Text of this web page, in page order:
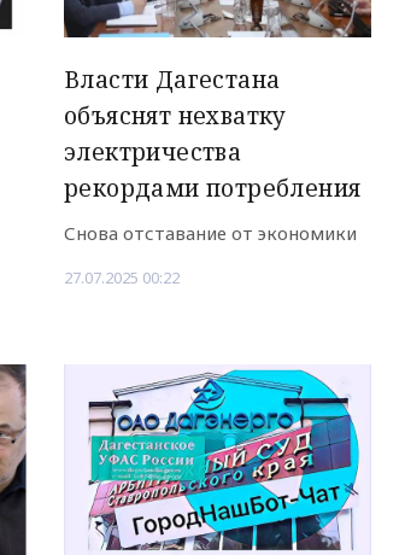
Власти Дагестана
объяснят нехватку
электричества
рекордами потребления
Снова отставание от экономики
27.07.2025 00:22